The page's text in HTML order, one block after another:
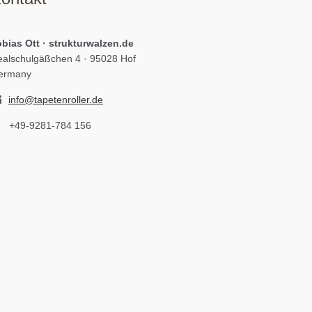
Ott · strukturwalzen.de
4 · 95028 Hof
info@tapetenroller.de
+49-9281-784 156